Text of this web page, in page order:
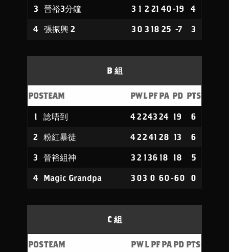
3 晉裕3分鐘 3 1 2 21 40-19 4
4 張振興 2 3 0 3 18 25 -7 3
B 組
POSTEAM PWLPF PA PD PTS
1 諗唔到 42243 24 19 6
2 粉紅暴徒 42241 28 13 6
3 晉裕組神 3 2 136 18 18 5
4 Magic Grandpa 3 03 0 60-60 0
C 組
POSTEAM PWL PF PA PD PTS